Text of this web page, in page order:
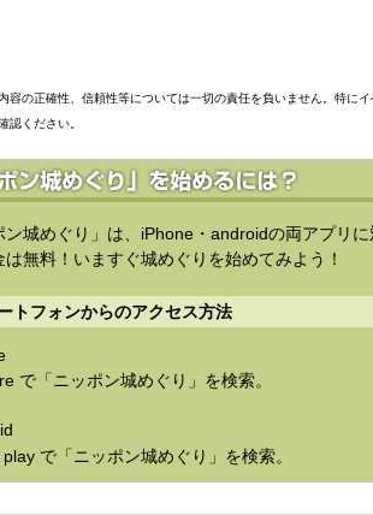
容の正確性、信頼性等については一切の責任を負いません。特に
認ください。
ン城めぐり」は、iPhone・androidの両アプリに
は無料！いますぐ城めぐりを始めてみよう！
トフォンからのアクセス方法
で「ニッポン城めぐり」を検索。
で「ニッポン城めぐり」を検索。